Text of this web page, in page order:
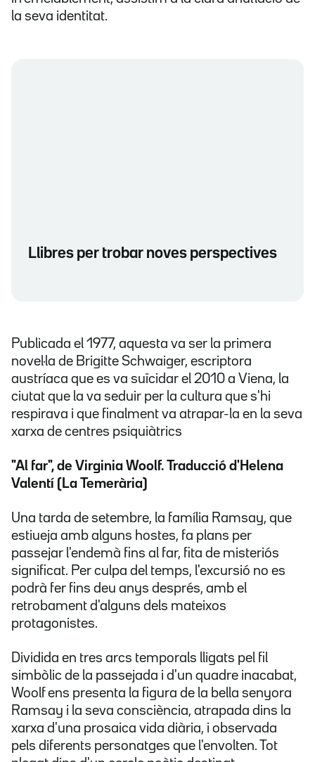
la seva identitat.
Llibres per trobar noves perspectives
Publicada el 1977, aquesta va ser la primera
novel·la de Brigitte Schwaiger, escriptora
austríaca que es va suïcidar el 2010 a Viena, la
ciutat que la va seduir per la cultura que s'hi
respirava i que finalment va atrapar-la en la seva
xarxa de centres psiquiàtrics
"Al far", de Virginia Woolf. Traducció d'Helena
Valentí (La Temerària)
Una tarda de setembre, la família Ramsay, que
estiueja amb alguns hostes, fa plans per
passejar l'endemà fins al far, fita de misteriós
significat. Per culpa del temps, l'excursió no es
podrà fer fins deu anys després, amb el
retrobament d'alguns dels mateixos
protagonistes.
Dividida en tres arcs temporals lligats pel fil
simbòlic de la passejada i d'un quadre inacabat,
Woolf ens presenta la figura de la bella senyora
Ramsay i la seva consciència, atrapada dins la
xarxa d'una prosaica vida diària, i observada
pels diferents personatges que l'envolten. Tot